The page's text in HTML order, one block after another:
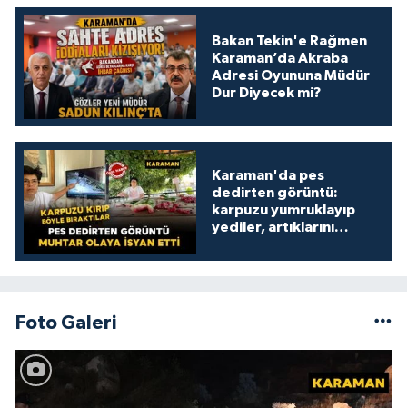
Bakan Tekin'e Rağmen
Karaman’da Akraba
Adresi Oyununa Müdür
Dur Diyecek mi?
Karaman'da pes
dedirten görüntü:
karpuzu yumruklayıp
yediler, artıklarını
Foto Galeri